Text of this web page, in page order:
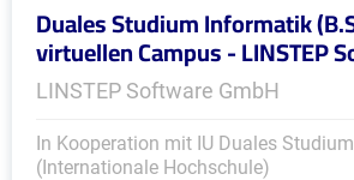
Duales Studium Informatik
virtuellen Campus - LINSTEP
LINSTEP Software GmbH
In Kooperation mit IU Duales Studium
(Internationale Hochschule)